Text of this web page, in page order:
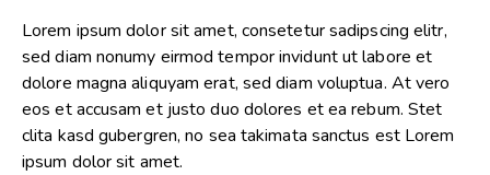
Lorem ipsum dolor sit amet, consetetur sadipscing elitr,
sed diam nonumy eirmod tempor invidunt ut labore et
dolore magna aliquyam erat, sed diam voluptua. At vero
eos et accusam et justo duo dolores et ea rebum. Stet
clita kasd gubergren, no sea takimata sanctus est Lorem
ipsum dolor sit amet.